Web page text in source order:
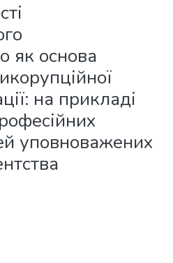
як основа
на прикладі
уповноважених